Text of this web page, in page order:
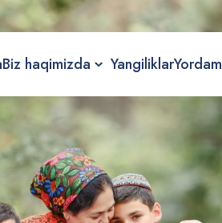
Biz haqimizda YangiliklarYordam